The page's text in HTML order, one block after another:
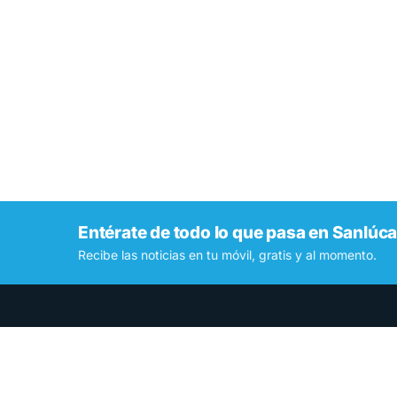
Entérate de todo lo que pasa en
Recibe las noticias en tu móvil, gratis y al momento.